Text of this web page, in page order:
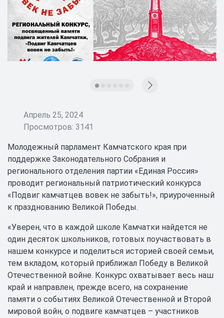
Апрель 25, 2024
Просмотров: 3141
Молодежный парламент Камчатского края при
поддержке Законодательного Собрания и
регионального отделения партии «Единая Россия»
проводит региональный патриотический конкурса
«Подвиг камчатцев вовек не забыть!», приуроченный
к празднованию Великой Победы.
«Уверен, что в каждой школе Камчатки найдется не
один десяток школьников, готовых поучаствовать в
нашем конкурсе и поделиться историей своей семьи,
тем вкладом, который приближал Победу в Великой
Отечественной войне. Конкурс охватывает весь наш
край и направлен, прежде всего, на сохранение
памяти о событиях Великой Отечественной и Второй
мировой войн, о подвиге камчатцев – участников